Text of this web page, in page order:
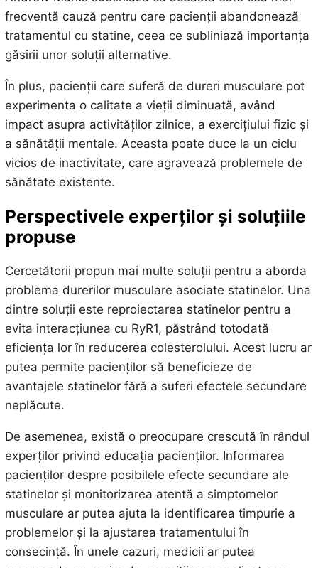
frecventă cauză pentru care pacienții abandonează
tratamentul cu statine, ceea ce subliniază importanța
găsirii unor soluții alternative.
În plus, pacienții care suferă de dureri musculare pot
experimenta o calitate a vieții diminuată, având
impact asupra activităților zilnice, a exercițiului fizic și
a sănătății mentale. Aceasta poate duce la un ciclu
vicios de inactivitate, care agravează problemele de
sănătate existente.
Perspectivele experților și soluțiile
propuse
Cercetătorii propun mai multe soluții pentru a aborda
problema durerilor musculare asociate statinelor. Una
dintre soluții este reproiectarea statinelor pentru a
evita interacțiunea cu RyR1, păstrând totodată
eficiența lor în reducerea colesterolului. Acest lucru ar
putea permite pacienților să beneficieze de
avantajele statinelor fără a suferi efectele secundare
neplăcute.
De asemenea, există o preocupare crescută în rândul
experților privind educația pacienților. Informarea
pacienților despre posibilele efecte secundare ale
statinelor și monitorizarea atentă a simptomelor
musculare ar putea ajuta la identificarea timpurie a
problemelor și la ajustarea tratamentului în
consecință. În unele cazuri, medicii ar putea